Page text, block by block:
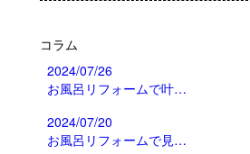
コラム
2024/07/26
お風呂リフォームで叶…
2024/07/20
お風呂リフォームで見…